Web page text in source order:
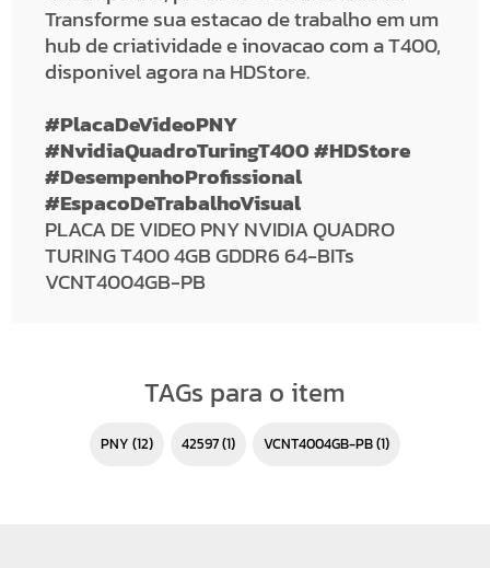
Transforme sua estacao de trabalho em um
hub de criatividade e inovacao com a T400,
disponivel agora na HDStore.
#PlacaDeVideoPNY
#NvidiaQuadroTuringT400 #HDStore
#DesempenhoProfissional
#EspacoDeTrabalhoVisual
PLACA DE VIDEO PNY NVIDIA QUADRO
TURING T400 4GB GDDR6 64-BITs
VCNT4004GB-PB
TAGs para o item
PNY (12) 42597(1) VCNT4004GB-PB(1)